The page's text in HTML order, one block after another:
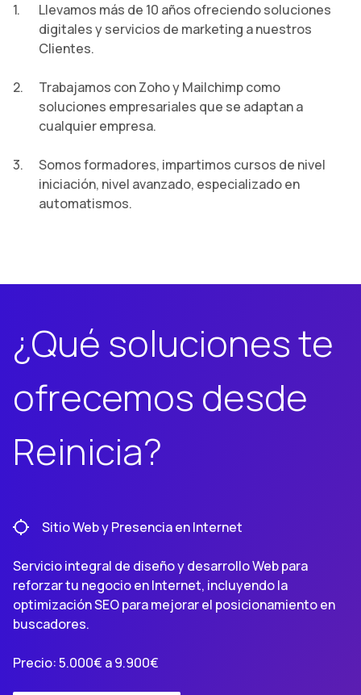
Llevamos más de 10 años ofreciendo soluciones
digitales y servicios de marketing a nuestros
Clientes.
Trabajamos con Zoho y Mailchimp como
soluciones empresariales que se adaptan a
cualquier empresa.
Somos formadores, impartimos cursos de nivel
iniciación, nivel avanzado, especializado en
automatismos.
¿Qué soluciones te
ofrecemos desde
Reinicia?
Sitio Web y Presencia en Internet
Servicio integral de diseño y desarrollo Web para
reforzar tu negocio en Internet, incluyendo la
optimización SEO para mejorar el posicionamiento en
buscadores.
Precio: 5.000€ a 9.900€